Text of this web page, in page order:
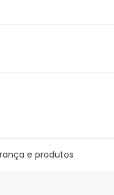
e produtos